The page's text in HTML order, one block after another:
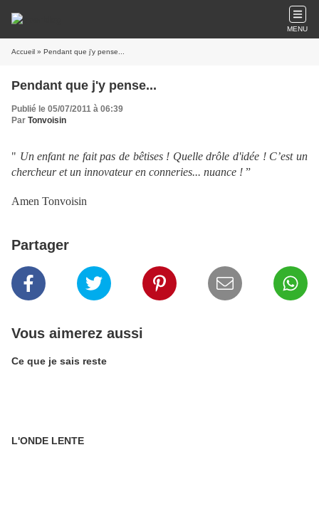
MENU
Accueil » Pendant que j'y pense...
Pendant que j'y pense...
Publié le 05/07/2011 à 06:39
Par Tonvoisin
" Un enfant ne fait pas de bêtises ! Quelle drôle d'idée ! C’est un
chercheur et un innovateur en conneries... nuance ! ”
Amen Tonvoisin
Partager
Vous aimerez aussi
Ce que je sais reste
L'ONDE LENTE